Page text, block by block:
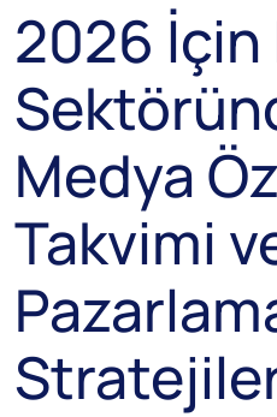
2026
Medya
Takvimi